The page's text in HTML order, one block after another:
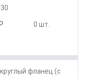
0 шт.
фланец (с